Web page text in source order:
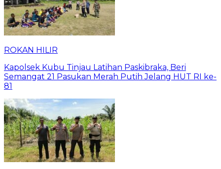
ROKAN HILIR
Kapolsek Kubu Tinjau Latihan Paskibraka, Beri
Semangat 21 Pasukan Merah Putih Jelang HUT RI ke-
81